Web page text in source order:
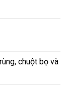
chuột bọ và